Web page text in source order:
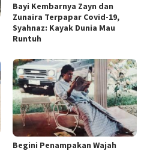
Bayi Kembarnya Zayn dan
Zunaira Terpapar Covid-19,
Syahnaz: Kayak Dunia Mau
Runtuh
Begini Penampakan Wajah